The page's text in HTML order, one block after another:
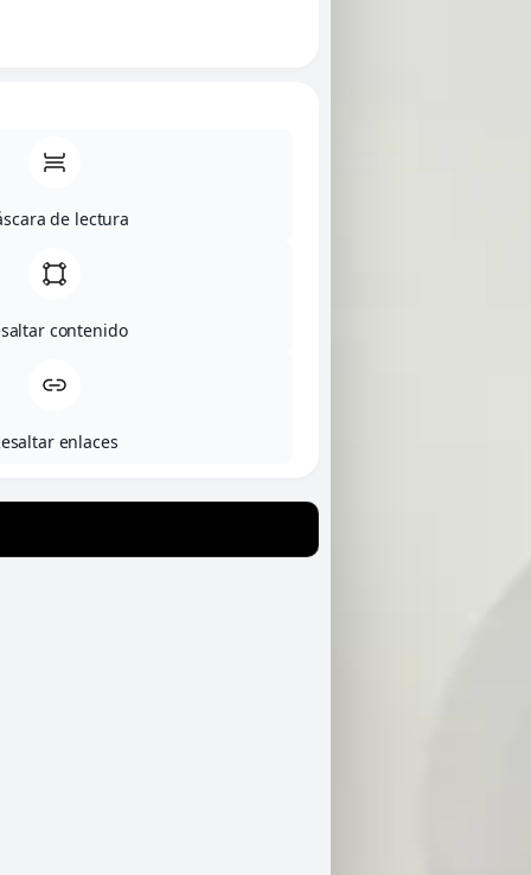
de lectura
contenido
enlaces